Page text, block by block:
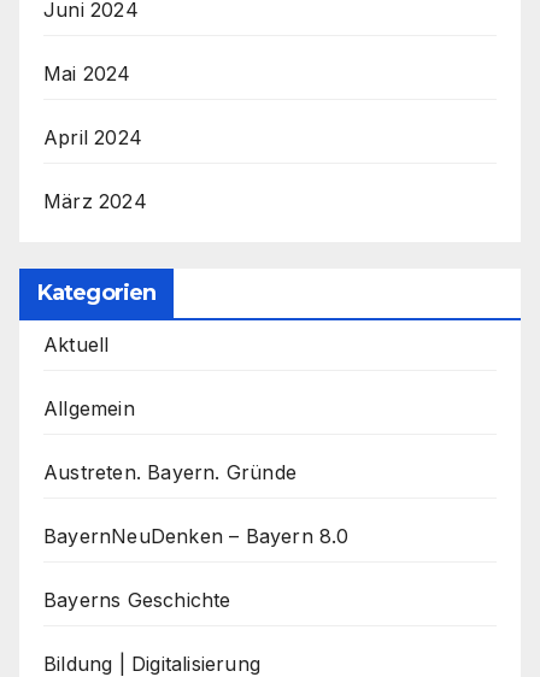
Juni 2024
Mai 2024
April 2024
März 2024
Kategorien
Aktuell
Allgemein
Austreten. Bayern. Gründe
BayernNeuDenken – Bayern 8.0
Bayerns Geschichte
Bildung | Digitalisierung